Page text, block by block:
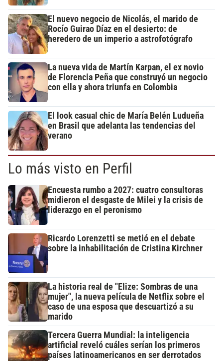
El nuevo negocio de Nicolás, el marido de
Rocío Guirao Díaz en el desierto: de
heredero de un imperio a astrofotógrafo
La nueva vida de Martín Karpan, el ex novio
de Florencia Peña que construyó un negocio
con ella y ahora triunfa en Colombia
El look casual chic de María Belén Ludueña
en Brasil que adelanta las tendencias del
verano
Lo más visto en Perfil
Encuesta rumbo a 2027: cuatro consultoras
midieron el desgaste de Milei y la crisis de
liderazgo en el peronismo
Ricardo Lorenzetti se metió en el debate
sobre la inhabilitación de Cristina Kirchner
La historia real de "Elize: Sombras de una
mujer", la nueva película de Netflix sobre el
caso de una esposa que descuartizó a su
marido
Tercera Guerra Mundial: la inteligencia
artificial reveló cuáles serían los primeros
países latinoamericanos en ser derrotados